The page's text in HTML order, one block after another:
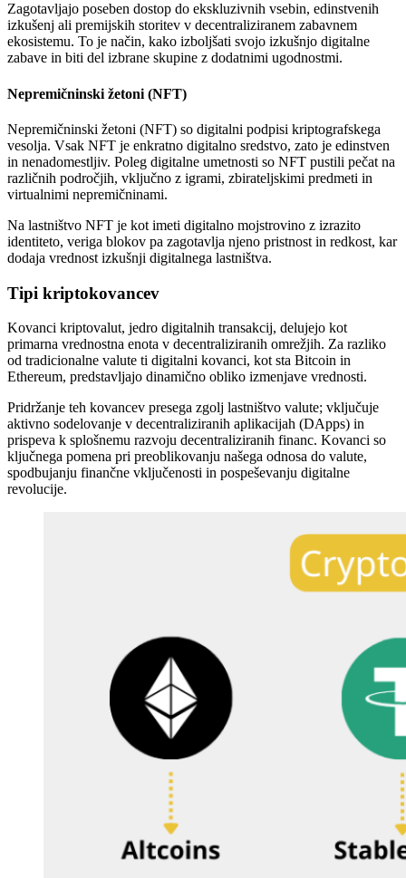
Zagotavljajo poseben dostop do ekskluzivnih vsebin, edinstvenih
izkušenj ali premijskih storitev v decentraliziranem zabavnem
ekosistemu. To je način, kako izboljšati svojo izkušnjo digitalne
zabave in biti del izbrane skupine z dodatnimi ugodnostmi.
Nepremičninski žetoni (NFT)
Nepremičninski žetoni (NFT) so digitalni podpisi kriptografskega
vesolja. Vsak NFT je enkratno digitalno sredstvo, zato je edinstven
in nenadomestljiv. Poleg digitalne umetnosti so NFT pustili pečat na
različnih področjih, vključno z igrami, zbirateljskimi predmeti in
virtualnimi nepremičninami.
Na lastništvo NFT je kot imeti digitalno mojstrovino z izrazito
identiteto, veriga blokov pa zagotavlja njeno pristnost in redkost, kar
dodaja vrednost izkušnji digitalnega lastništva.
Tipi kriptokovancev
Kovanci kriptovalut, jedro digitalnih transakcij, delujejo kot
primarna vrednostna enota v decentraliziranih omrežjih. Za razliko
od tradicionalne valute ti digitalni kovanci, kot sta Bitcoin in
Ethereum, predstavljajo dinamično obliko izmenjave vrednosti.
Pridržanje teh kovancev presega zgolj lastništvo valute; vključuje
aktivno sodelovanje v decentraliziranih aplikacijah (DApps) in
prispeva k splošnemu razvoju decentraliziranih financ. Kovanci so
ključnega pomena pri preoblikovanju našega odnosa do valute,
spodbujanju finančne vključenosti in pospeševanju digitalne
revolucije.